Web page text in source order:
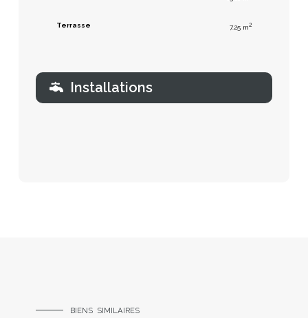
Terrasse 7.25 m2
Installations
BIENS SIMILAIRES